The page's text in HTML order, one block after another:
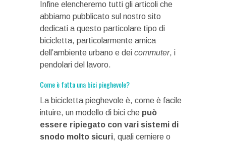
Infine elencheremo tutti gli articoli che
abbiamo pubblicato sul nostro sito
dedicati a questo particolare tipo di
bicicletta, particolarmente amica
dell’ambiente urbano e dei commuter, i
pendolari del lavoro.
Come è fatta una bici pieghevole?
La bicicletta pieghevole è, come è facile
intuire, un modello di bici che può
essere ripiegato con vari sistemi di
snodo molto sicuri, quali cerniere o